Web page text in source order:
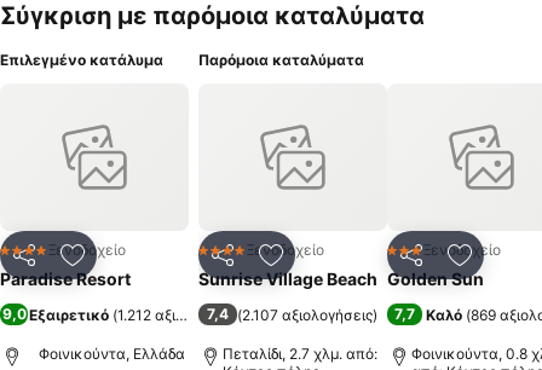
Το ξενοδοχείο είναι κτισμένο σε μία έκταση 6 στρεμμάτων, μόλις
διακόσμηση και με εξαίσια θέα προς το Μεσσηνιακό κόλπο σας
καλοκαιρινές διακοπές σε έναν από τους ωραιότερους
προορισμούς στην Μεσσηνία.
Σύγκριση με παρόμοια καταλύματα
Επιλεγμένο κατάλυμα
ΚοινοποίησηΠροσθήκη στα αγαπημένα
4 ΑστέριαΞενοδοχείο
Paradise Resort
9,0Εξαιρετικό (1.212 αξιολογήσεις)
Φοινικούντα, Ελλάδα
Παρόμοια καταλύματα
ΚοινοποίησηΠροσθήκη στα αγαπημένα
4 ΑστέριαΞενοδοχείο
Sunrise Village Beach
7,4 (2.107 αξιολογήσεις)
Πεταλίδι, 2.7 χλμ. από:
Κοινοποίηση
3 ΑστέριαΞενοδοχείο
Golden Sun
7,7 Καλό (869
Φοινικούντα, 0.8